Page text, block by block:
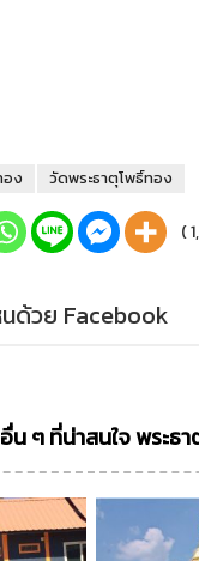
อง วัดพระธาตุโพธิ์ทอง
(
ด้วย Facebook
น ๆ ที่น่าสนใจ พระธ